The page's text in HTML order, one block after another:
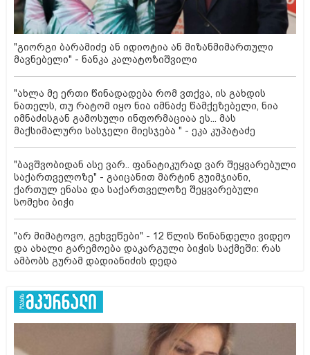
"გიორგი ბარამიძე ან იდიოტია ან მიზანმიმართული
მავნებელი" - ნანკა კალატოზიშვილი
"ახლა მე ერთი წინადადება რომ ვთქვა, ის გახდის
ნათელს, თუ რატომ იყო ნია იმნაძე წამქეზებელი, ნია
იმნაძისგან გამოსული ინფორმაციაა ეს... მას
მაქსიმალური სასჯელი მიესჯება " - ეკა კუპატაძე
"ბავშვობიდან ასე ვარ.. ფანატიკურად ვარ შეყვარებული
საქართველოზე" - გაიცანით მარტინ გუიმჯიანი,
ქართულ ენასა და საქართველოზე შეყვარებული
სომეხი ბიჭი
"არ მიმატოვო, გეხვეწები" - 12 წლის წინანდელი ვიდეო
და ახალი გარემოება დაკარგული ბიჭის საქმეში: რას
ამბობს გურამ დადიანიძის დედა